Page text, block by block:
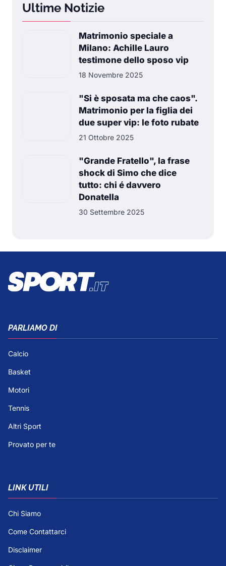
Ultime Notizie
Matrimonio speciale a
Milano: Achille Lauro
testimone dello sposo vip
18 Novembre 2025
"Si è sposata ma che caos".
Matrimonio per la figlia dei
due super vip: le foto rubate
21 Ottobre 2025
"Grande Fratello", la frase
shock di Simo che dice
tutto: chi é davvero
Donatella
30 Settembre 2025
PARLIAMO DI
Calcio
Basket
Motori
Tennis
Altri Sport
Provato per te
LINK UTILI
Chi Siamo
Come Contattarci
Disclaimer